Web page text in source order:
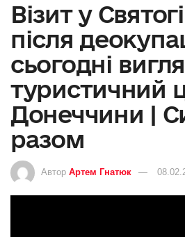
Візит у
після
сьогодні
туристичний
Донеччини |
разом
Автор Артем Гнатюк